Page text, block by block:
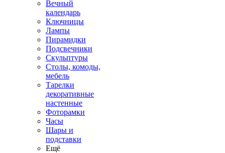
Вечный
календарь
Ключницы
Лампы
Пирамидки
Подсвечники
Скульптуры
Столы, комоды,
мебель
Тарелки
декоративные
настенные
Фоторамки
Часы
Шары и
подставки
Ещё